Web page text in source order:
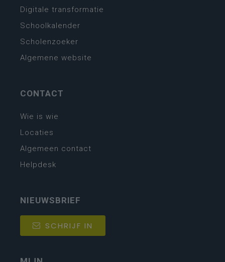
Digitale transformatie
Schoolkalender
Scholenzoeker
Algemene website
CONTACT
Wie is wie
Locaties
Algemeen contact
Helpdesk
NIEUWSBRIEF
SCHRIJF IN